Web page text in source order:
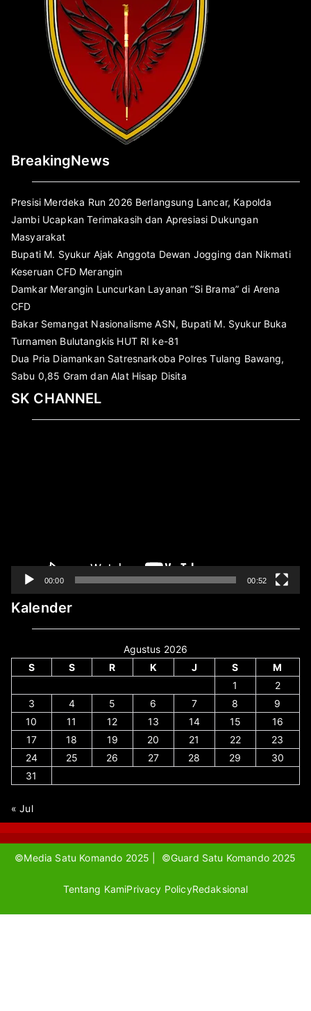
BreakingNews
Presisi Merdeka Run 2026 Berlangsung Lancar, Kapolda
Jambi Ucapkan Terimakasih dan Apresiasi Dukungan
Masyarakat
Bupati M. Syukur Ajak Anggota Dewan Jogging dan Nikmati
Keseruan CFD Merangin
Damkar Merangin Luncurkan Layanan “Si Brama” di Arena
CFD
Bakar Semangat Nasionalisme ASN, Bupati M. Syukur Buka
Turnamen Bulutangkis HUT RI ke-81
Dua Pria Diamankan Satresnarkoba Polres Tulang Bawang,
Sabu 0,85 Gram dan Alat Hisap Disita
SK CHANNEL
00:00 00:52
Kalender
Agustus 2026
S
S R K J S
M
1
2
3
4 5 6 7 8
9
10
11 12 13 14 15
16
17
18 19 20 21 22
23
24
25 26 27 28 29
30
31
« Jul
©Media Satu Komando 2025 | ©Guard Satu Komando 2025
Tentang KamiPrivacy PolicyRedaksional